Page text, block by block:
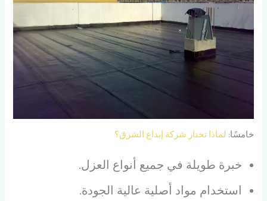
خامسًا: لماذا تختار شركة إبداع الشرق؟
خبرة طويلة في جميع أنواع العزل.
استخدام مواد أصلية عالية الجودة.